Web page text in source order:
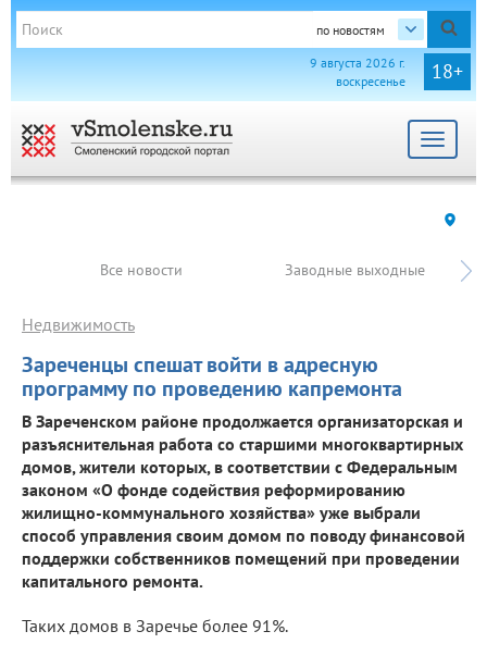
по новостям
18+
9 августа 2026 г.
воскресенье
Toggle
Все новости Заводные выходные
Зареченцы спешат войти в адресную
программу по проведению капремонта
Недвижимость
В Зареченском районе продолжается организаторская и
разъяснительная работа со старшими многоквартирных
домов, жители которых, в соответствии с Федеральным
законом «О фонде содействия реформированию
жилищно-коммунального хозяйства» уже выбрали
способ управления своим домом по поводу финансовой
поддержки собственников помещений при проведении
капитального ремонта.
Таких домов в Заречье более 91%.